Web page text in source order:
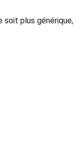
soit plus générique,